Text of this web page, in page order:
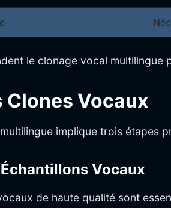
le clonage vocal
Clones Vocaux
implique trois étapes
Vocaux
de haute qualité sont